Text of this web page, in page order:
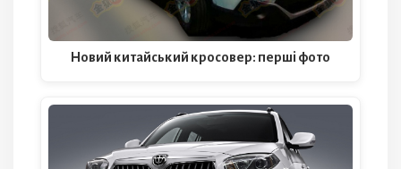
Новий китайський кросовер: перші фото